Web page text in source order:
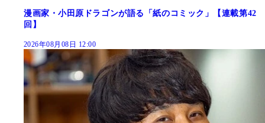
漫画家・小田原ドラゴンが語る「紙のコミック」【連載第42
回】
2026年08月08日 12:00